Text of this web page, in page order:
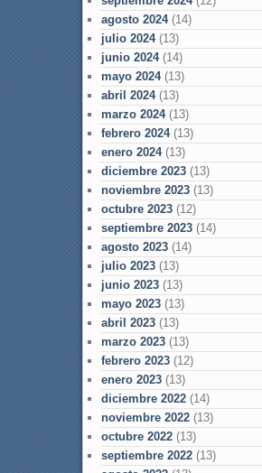
agosto 2024(14)
julio 2024(13)
junio 2024(14)
mayo 2024(13)
abril 2024(13)
marzo 2024(13)
febrero 2024(13)
enero 2024(13)
diciembre 2023(13)
noviembre 2023(13)
octubre 2023(12)
septiembre 2023(14)
agosto 2023(14)
julio 2023(13)
junio 2023(13)
mayo 2023(13)
abril 2023(13)
marzo 2023(13)
febrero 2023(12)
enero 2023(13)
diciembre 2022(14)
noviembre 2022(13)
octubre 2022(13)
septiembre 2022(13)